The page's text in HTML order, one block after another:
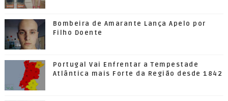
Bombeira de Amarante Lança Apelo por
Filho Doente
Portugal Vai Enfrentar a Tempestade
Atlântica mais Forte da Região desde 1842